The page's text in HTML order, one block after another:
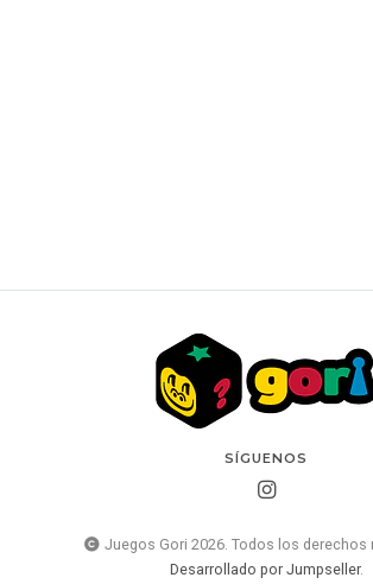
SÍGUENOS
Juegos Gori 2026. Todos los derechos
Desarrollado por Jumpseller.